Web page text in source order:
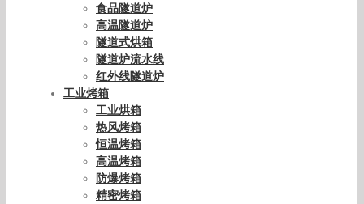
食品隧道炉
高温隧道炉
隧道式烘箱
隧道炉流水线
红外线隧道炉
工业烤箱
工业烘箱
热风烤箱
恒温烤箱
高温烤箱
防爆烤箱
精密烤箱